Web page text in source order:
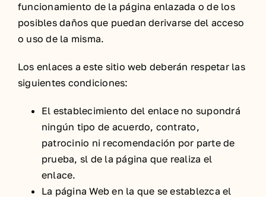
funcionamiento de la página enlazada o de los
posibles daños que puedan derivarse del acceso
o uso de la misma.
Los enlaces a este sitio web deberán respetar las
siguientes condiciones:
El establecimiento del enlace no supondrá
ningún tipo de acuerdo, contrato,
patrocinio ni recomendación por parte de
prueba, sl de la página que realiza el
enlace.
La página Web en la que se establezca el